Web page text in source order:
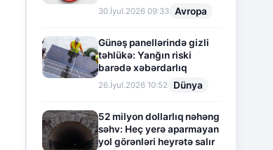
30.İyul.2026 09:33 Avropa
Günəş panellərində gizli
təhlükə: Yanğın riski
barədə xəbərdarlıq
26.İyul.2026 10:52 Dünya
52 milyon dollarlıq nəhəng
səhv: Heç yerə aparmayan
yol görənləri heyrətə salır